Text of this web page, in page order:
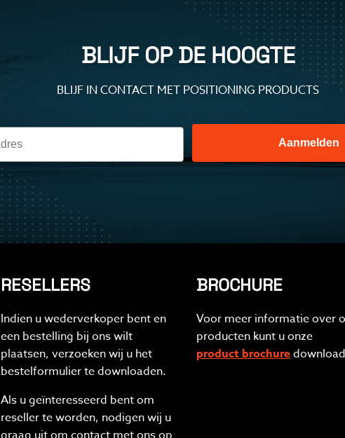
BLIJF OP DE HOOGTE
BLIJF IN CONTACT MET POSITIONING PRODUCTS
Aanmelden
RESELLERS
Indien u wederverkoper bent en
een bestelling bij ons wilt
plaatsen, verzoeken wij u het
bestelformulier te downloaden.
Als u geïnteresseerd bent om
reseller te worden, nodigen wij u
BROCHURE
Voor meer informatie over
producten kunt u onze
product brochure